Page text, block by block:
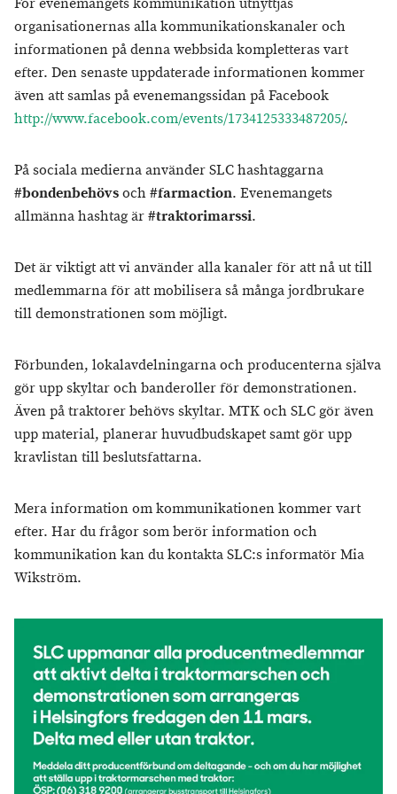
För evenemangets kommunikation utnyttjas
organisationernas alla kommunikationskanaler och
informationen på denna webbsida kompletteras vart
efter. Den senaste uppdaterade informationen kommer
även att samlas på evenemangssidan på Facebook
http://www.facebook.com/events/1734125333487205/.
På sociala medierna använder SLC hashtaggarna
#bondenbehövsoch#farmaction. Evenemangets
allmänna hashtag är#traktorimarssi.
Det är viktigt att vi använder alla kanaler för att nå ut till
medlemmarna för att mobilisera så många jordbrukare
till demonstrationen som möjligt.
Förbunden, lokalavdelningarna och producenterna själva
gör upp skyltar och banderoller för demonstrationen.
Även på traktorer behövs skyltar. MTK och SLC gör även
upp material, planerar huvudbudskapet samt gör upp
kravlistan till beslutsfattarna.
Mera information om kommunikationen kommer vart
efter. Har du frågor som berör information och
kommunikation kan du kontakta SLC:s informatör Mia
Wikström.